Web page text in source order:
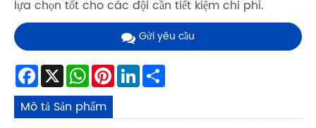
lựa chọn tốt cho các đội cần tiết kiệm chi phí.
Gửi yêu cầu
Facebook
X WhatsApp
Pinterest
LinkedIn
Mô tả Sản phẩm